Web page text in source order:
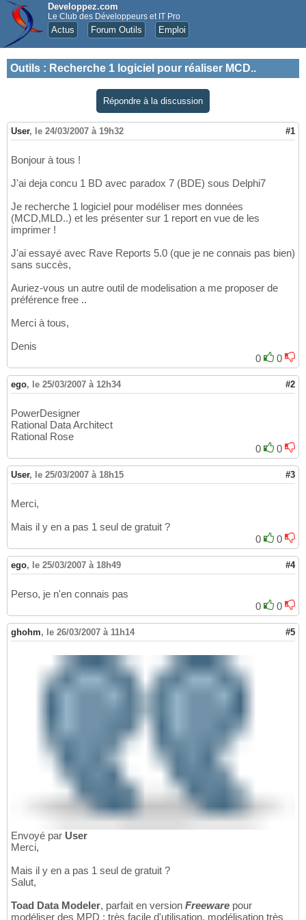
Developpez.com
Le Club des Développeurs et IT Pro
Actus Forum Outils Emploi
Outils : Recherche 1 logiciel pour réaliser MCD..
Répondre à la discussion
User, le 24/03/2007 à 19h32 #1
Bonjour à tous !
J'ai deja concu 1 BD avec paradox 7 (BDE) sous Delphi7
Je recherche 1 logiciel pour modéliser mes données
(MCD,MLD..) et les présenter sur 1 report en vue de les
imprimer !
J'ai essayé avec Rave Reports 5.0 (que je ne connais pas bien)
sans succès,
Auriez-vous un autre outil de modelisation a me proposer de
préférence free ..
Merci à tous,
Denis
0
0
ego, le 25/03/2007 à 12h34 #2
PowerDesigner
Rational Data Architect
Rational Rose
0
0
User, le 25/03/2007 à 18h15 #3
Merci,
Mais il y en a pas 1 seul de gratuit ?
0
0
ego, le 25/03/2007 à 18h49 #4
Perso, je n'en connais pas
0
0
ghohm, le 26/03/2007 à 11h14 #5
Envoyé par User
Merci,
Mais il y en a pas 1 seul de gratuit ?
Salut,
Toad Data Modeler, parfait en version Freeware pour
modéliser des MPD : très facile d'utilisation, modélisation très